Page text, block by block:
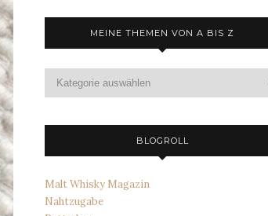
MEINE THEMEN VON A BIS Z
Themen
BLOGROLL
Malt Whisky Magazin
Nahtzugabe